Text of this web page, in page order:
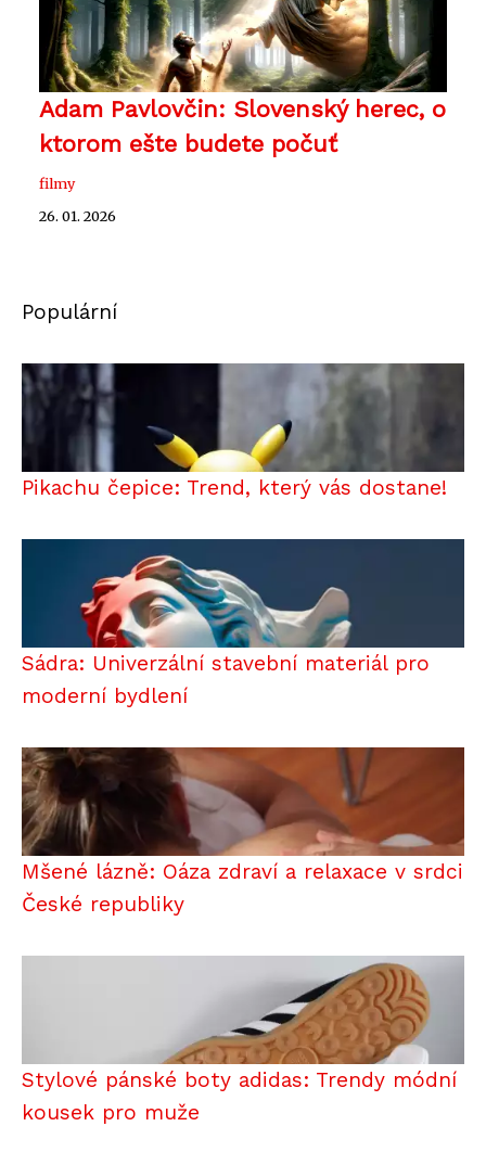
Adam Pavlovčin: Slovenský herec, o
ktorom ešte budete počuť
filmy
26. 01. 2026
Populární
Pikachu čepice: Trend, který vás dostane!
Sádra: Univerzální stavební materiál pro
moderní bydlení
Mšené lázně: Oáza zdraví a relaxace v srdci
České republiky
Stylové pánské boty adidas: Trendy módní
kousek pro muže